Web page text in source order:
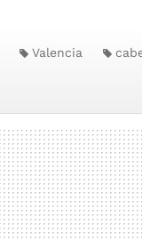
Valencia